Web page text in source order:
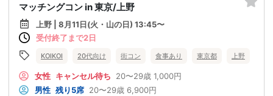
マッチングコン in 東京/上野
上野 | 8月11日(火・山の日) 13:45〜
受付終了まで2日
KOIKOI 20代向け 街コン 食事あり 東京都 上野
女性 キャンセル待ち 20〜29歳 1,000円
男性 残り5席 20〜29歳 6,900円